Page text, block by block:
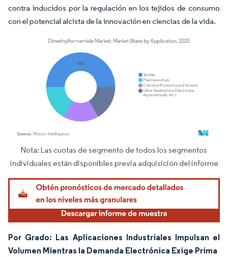
contra inducidos por la regulación en los tejidos de consumo
con el potencial alcista de la innovación en ciencias de la vida.
Imagen © Mordor Intelligence. El uso requiere atribución según CC BY 4.0.
Nota: Las cuotas de segmento de todos los segmentos
individuales están disponibles previa adquisición del informe
Por Grado: Las Aplicaciones Industriales Impulsan el
Volumen Mientras la Demanda Electrónica Exige Prima